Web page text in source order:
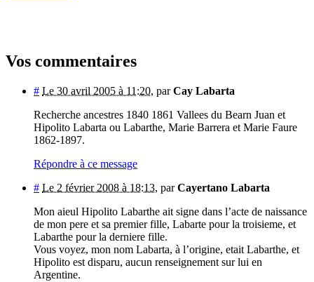
Vos commentaires
# Le 30 avril 2005 à 11:20, parCay Labarta
Recherche ancestres 1840 1861 Vallees du Bearn Juan et
Hipolito Labarta ou Labarthe, Marie Barrera et Marie Faure
1862-1897.
Répondre à ce message
# Le 2 février 2008 à 18:13, parCayertano Labarta
Mon aieul Hipolito Labarthe ait signe dans l’acte de naissance
de mon pere et sa premier fille, Labarte pour la troisieme, et
Labarthe pour la derniere fille.
Vous voyez, mon nom Labarta, à l’origine, etait Labarthe, et
Hipolito est disparu, aucun renseignement sur lui en
Argentine.